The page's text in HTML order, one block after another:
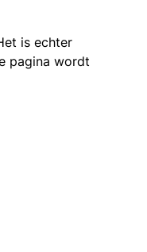
is echter
pagina wordt